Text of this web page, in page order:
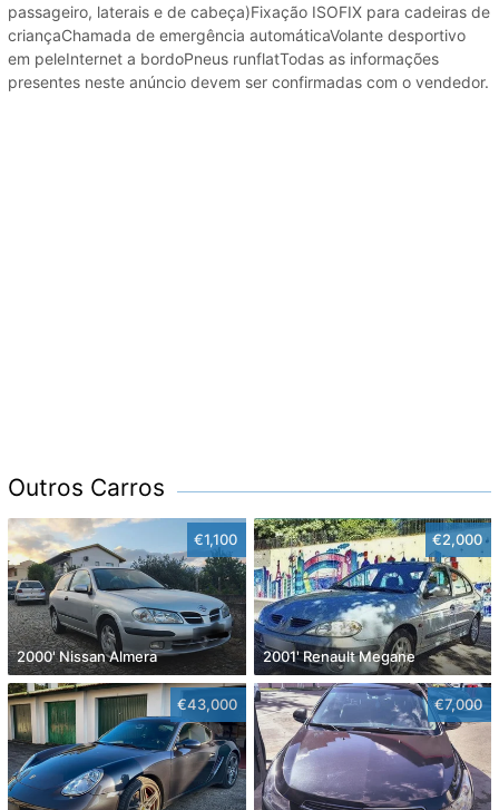
passageiro, laterais e de cabeça)Fixação ISOFIX para cadeiras de
criançaChamada de emergência automáticaVolante desportivo
em peleInternet a bordoPneus runflatTodas as informações
presentes neste anúncio devem ser confirmadas com o vendedor.
Outros Carros
€1,100
2000' Nissan Almera
€2,000
2001' Renault Megane
€43,000 €7,000